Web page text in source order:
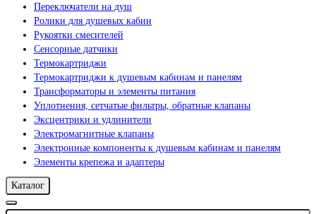
Переключатели на душ
Ролики для душевых кабин
Рукоятки смесителей
Сенсорные датчики
Термокартриджи
Термокартриджи к душевым кабинам и панелям
Трансформаторы и элементы питания
Уплотнения, сетчатые фильтры, обратные клапаны
Эксцентрики и удлинители
Электромагнитные клапаны
Электронные компоненты к душевым кабинам и панелям
Элементы крепежа и адаптеры
Каталог